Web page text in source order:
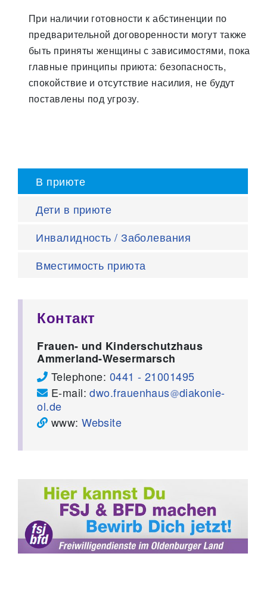
В приюте
Дети в приюте
Инвалидность / Заболевания
Вместимость приюта
Контакт
Frauen- und Kinderschutzhaus
Ammerland-Wesermarsch
Telephone: 0441 - 21001495
E-mail:dwo.frauenhaus
diakonie-
ol.de
www:Website
При наличии готовности к абстиненции по
предварительной договоренности могут также
быть приняты женщины с зависимостями, пока
главные принципы приюта: безопасность,
спокойствие и отсутствие насилия, не будут
поставлены под угрозу.